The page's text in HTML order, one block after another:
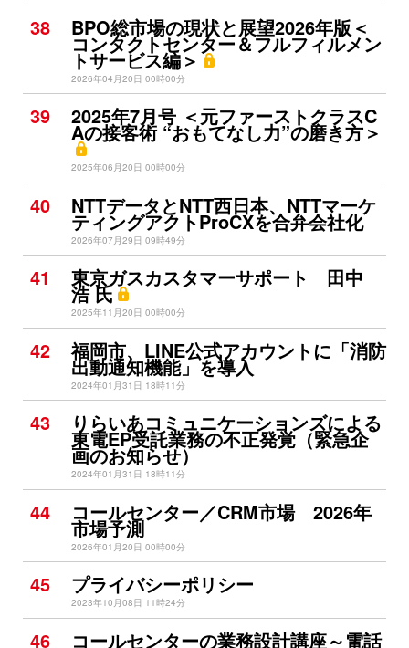
38 BPO総市場の現状と展望2026年版＜
コンタクトセンター＆フルフィルメン
トサービス編＞
2026年04月20日 00時00分
39 2025年7月号 ＜元ファーストクラスC
Aの接客術 “おもてなし力”の磨き方＞
2025年06月20日 00時00分
40 NTTデータとNTT西日本、NTTマーケ
ティングアクトProCXを合弁会社化
2026年07月29日 09時49分
41 東京ガスカスタマーサポート 田中
浩 氏
2025年11月20日 00時00分
42 福岡市、LINE公式アカウントに「消防
出動通知機能」を導入
2024年01月31日 18時11分
43 りらいあコミュニケーションズによる
東電EP受託業務の不正発覚（緊急企
画のお知らせ）
2024年01月31日 18時11分
44 コールセンター／CRM市場 2026年
市場予測
2026年01月20日 00時00分
45 プライバシーポリシー
2023年10月08日 11時24分
46 コールセンターの業務設計講座～電話